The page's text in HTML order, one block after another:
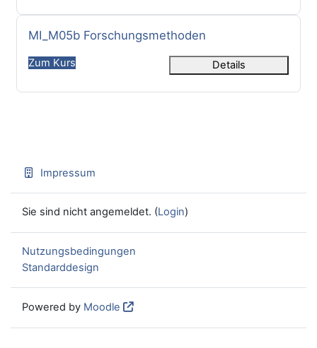
Kursname
MI_M05b Forschungsmethoden
Zum Kurs Details
Impressum
Sie sind nicht angemeldet. (Login)
Nutzungsbedingungen
Standarddesign
Powered by Moodle